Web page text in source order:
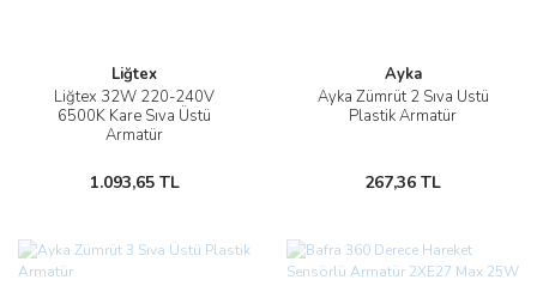
Liğtex
Liğtex 32W 220-240V
6500K Kare Sıva Üstü
Armatür
1.093,65 TL
Ayka
Ayka Zümrüt 2 Sıva Üstü
Plastik Armatür
267,36 TL